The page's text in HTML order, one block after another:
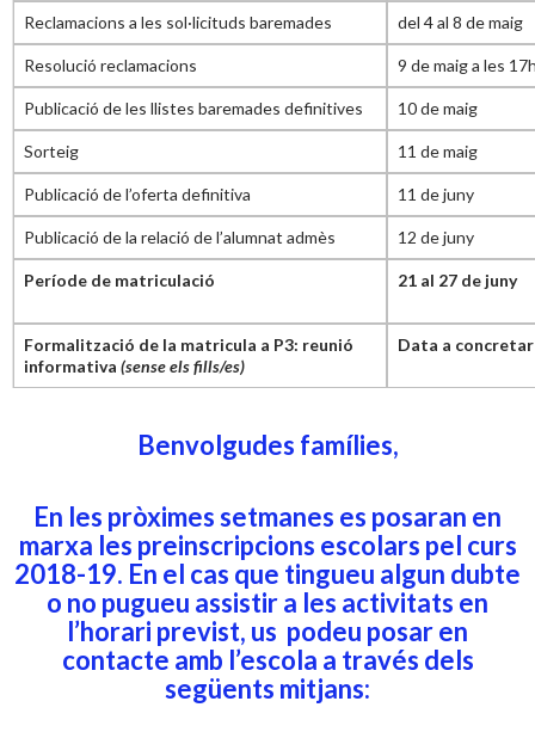
Reclamacions a les sol·licituds baremades del 4 al 8 de maig
Resolució reclamacions 9 de maig a les
Publicació de les llistes baremades definitives 10 de maig
Sorteig 11 de maig
Publicació de l’oferta definitiva 11 de juny
Publicació de la relació de l’alumnat admès 12 de juny
Període de matriculació 21 al 27 de juny
Formalització de la matricula a P3: reunió
informativa (sense els fills/es)
Data a concretar
Benvolgudes famílies,
En les pròximes setmanes es posaran en
marxa les preinscripcions escolars pel curs
2018-19. En el cas que tingueu algun dubte
o no pugueu assistir a les activitats en
l’horari previst, us podeu posar en
contacte amb l’escola a través dels
següents mitjans: